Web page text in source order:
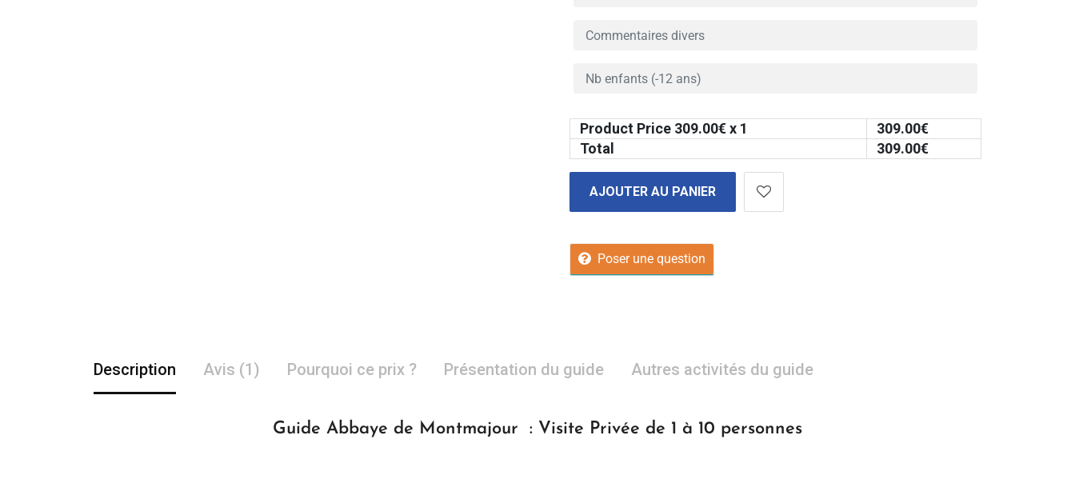
Product Price 309.00€ x 1 309.00€
Total
309.00€
AJOUTER AU PANIER
Poser une question
Description Avis (1) Pourquoi ce prix ? Présentation du guide Autres activités du guide
Guide Abbaye de Montmajour : Visite Privée de 1 à 10 personnes